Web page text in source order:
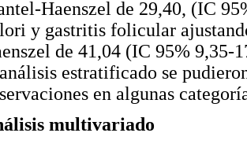
Haenszel de 29,40, (IC
y gastritis folicular
de 41,04 (IC 95% 9,35-
estratificado se
en algunas
multivariado